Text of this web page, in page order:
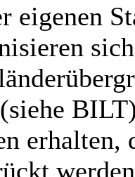
eigenen
erhalten,